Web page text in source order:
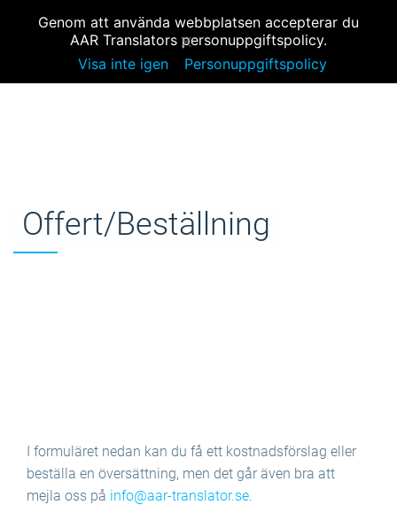
MENY info@aar-translator.se
OFFERTFÖRFRÅGAN & BESTÄLLNING
Offert/Beställning
I formuläret nedan kan du få ett kostnadsförslag eller
beställa en översättning, men det går även bra att
mejla oss på info@aar-translator.se.
Genom att använda webbplatsen accepterar du
AAR Translators personuppgiftspolicy.
Visa inte igen
Personuppgiftspolicy